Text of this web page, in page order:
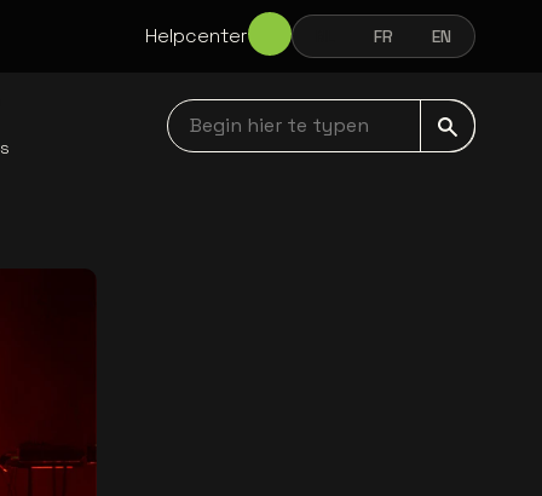
Helpcenter NEDERLANDSFRANÇAIS
FR ENGLISH
EN
Begin hier te typen navbar